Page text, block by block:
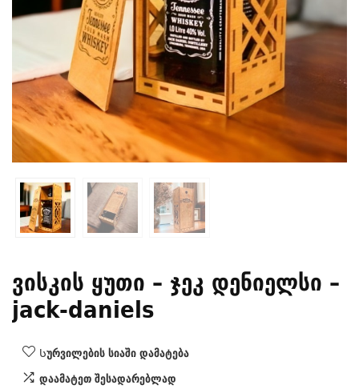
ვისკის ყუთი – ჯეკ დენიელსი –
jack-daniels
Სურვილების სიაში დამატება
დაამატეთ შესადარებლად